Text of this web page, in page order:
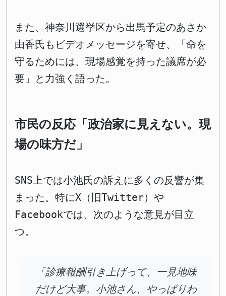
また、神奈川選挙区から出馬予定のあさか
由香氏もビデオメッセージを寄せ、「命を
守るためには、現場感覚を持った議席が必
要」と力強く語った。
市民の反応「政治家に見えない。現
場の味方だ」
SNS上では小池氏の訴えに多くの反響が集
まった。特にX（旧Twitter）や
Facebookでは、次のような意見が目立
つ。
「診療報酬引き上げって、一見地味
だけど大事。小池さん、やっぱりわ